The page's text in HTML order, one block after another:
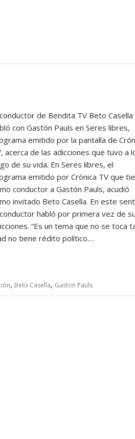
de Bendita TV Beto Casella
con Gastón Pauls en Seres libres,
emitido por la pantalla de
acerca de las adicciones que tuvo a
de su vida. En Seres libres, el
emitido por Crónica TV que
conductor a Gastón Pauls, acudió
invitado Beto Casella. En este
habló por primera vez de
“Es un tema que no se toca
no tiene rédito político.…
, Beto Casella, Gaston Pauls